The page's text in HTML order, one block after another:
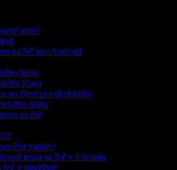
psaní
na řeč pro Android
hlasu
hlasu
na čtení pro dyslektiky
hlasu
na řeč
číst nahlas?
textu na řeč v Chromu
řeč v hindštině